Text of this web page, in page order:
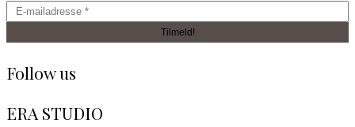
Follow us
ERA STUDIO